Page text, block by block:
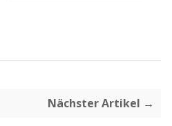
Nächster Artikel →